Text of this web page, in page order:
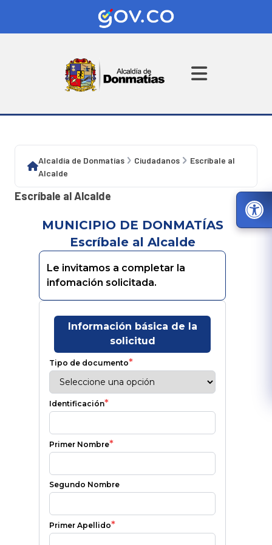
Alcaldía de Donmatías Ciudadanos
Escríbale al
Alcalde
Escríbale al Alcalde